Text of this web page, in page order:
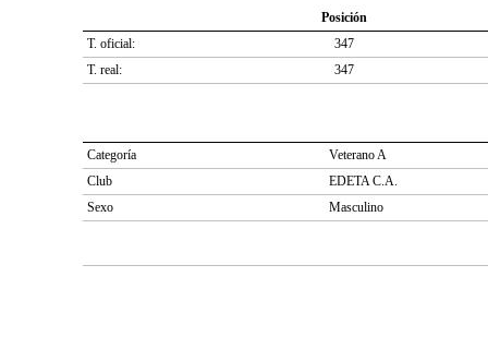
Posición
T. oficial:
347
T. real:
347
Categoría
Veterano A
Club
EDETA C.A.
Sexo
Masculino